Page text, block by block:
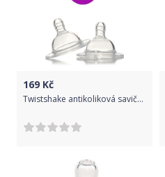
169 Kč
Twistshake antikoliková savička LARGE 4+